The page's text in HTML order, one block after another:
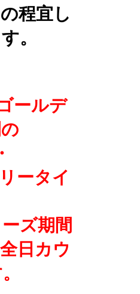
程宜し
。
ールデ
ータイ
ズ期間
日カウ